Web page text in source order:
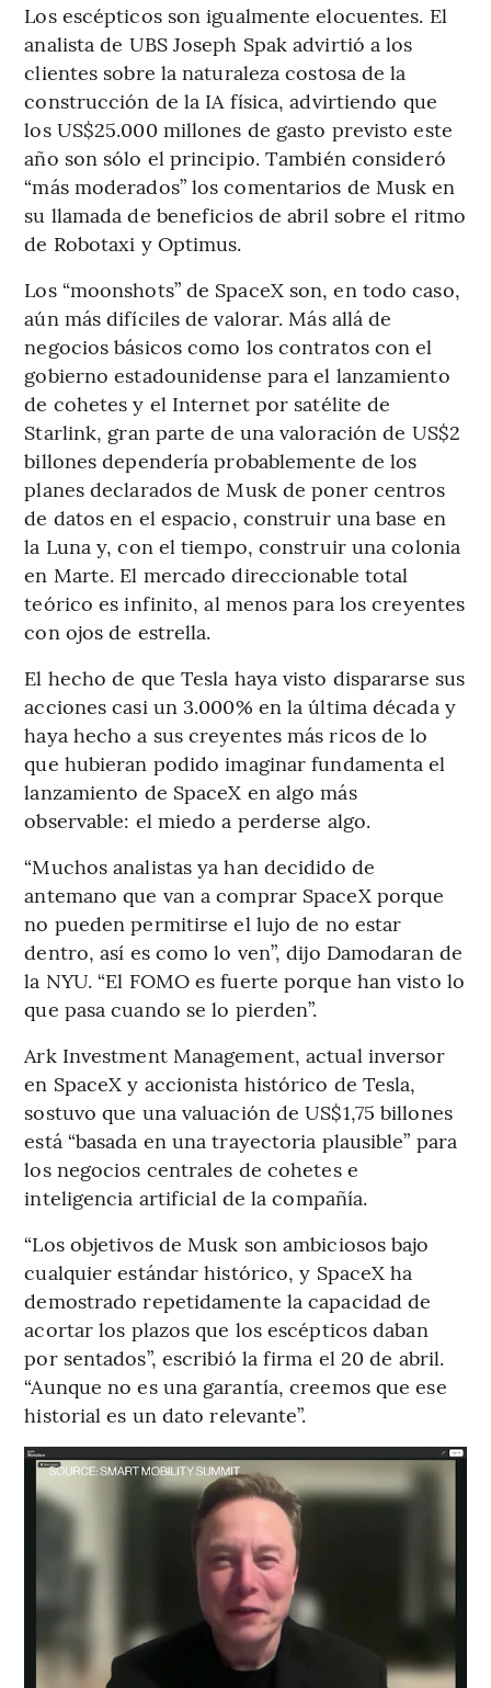
Los escépticos son igualmente elocuentes. El
analista de UBS Joseph Spak advirtió a los
clientes sobre la naturaleza costosa de la
construcción de la IA física, advirtiendo que
los US$25.000 millones de gasto previsto este
año son sólo el principio. También consideró
“más moderados” los comentarios de Musk en
su llamada de beneficios de abril sobre el ritmo
de Robotaxi y Optimus.
Los “moonshots” de SpaceX son, en todo caso,
aún más difíciles de valorar. Más allá de
negocios básicos como los contratos con el
gobierno estadounidense para el lanzamiento
de cohetes y el Internet por satélite de
Starlink, gran parte de una valoración de US$2
billones dependería probablemente de los
planes declarados de Musk de poner centros
de datos en el espacio, construir una base en
la Luna y, con el tiempo, construir una colonia
en Marte. El mercado direccionable total
teórico es infinito, al menos para los creyentes
con ojos de estrella.
El hecho de que Tesla haya visto dispararse sus
acciones casi un 3.000% en la última década y
haya hecho a sus creyentes más ricos de lo
que hubieran podido imaginar fundamenta el
lanzamiento de SpaceX en algo más
observable: el miedo a perderse algo.
“Muchos analistas ya han decidido de
antemano que van a comprar SpaceX porque
no pueden permitirse el lujo de no estar
dentro, así es como lo ven”, dijo Damodaran de
la NYU. “El FOMO es fuerte porque han visto lo
que pasa cuando se lo pierden”.
Ark Investment Management, actual inversor
en SpaceX y accionista histórico de Tesla,
sostuvo que una valuación de US$1,75 billones
está “basada en una trayectoria plausible” para
los negocios centrales de cohetes e
inteligencia artificial de la compañía.
“Los objetivos de Musk son ambiciosos bajo
cualquier estándar histórico, y SpaceX ha
demostrado repetidamente la capacidad de
acortar los plazos que los escépticos daban
por sentados”, escribió la firma el 20 de abril.
“Aunque no es una garantía, creemos que ese
historial es un dato relevante”.